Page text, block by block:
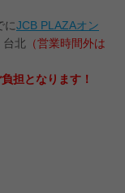
にJCB PLAZAオン
台北 （営業時間外は
担となります！